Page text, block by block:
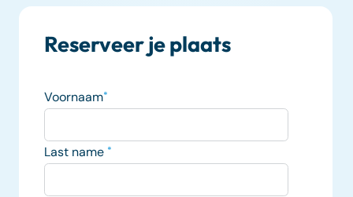
Reserveer je plaats
Voornaam*
Last name *